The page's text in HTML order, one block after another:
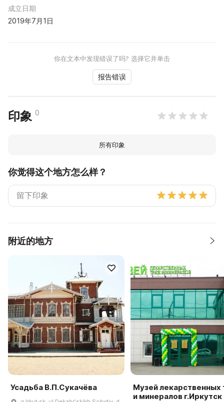
成立日期
2019年7月1日
你在文本中发现错误了吗? 选择它并单击
报告错误
印象 0
所有印象
你觉得这个地方怎么样？
附近的地方
Усадьба В.П.Сукачёва
Музей лекарственных
и минералов г.Иркутск